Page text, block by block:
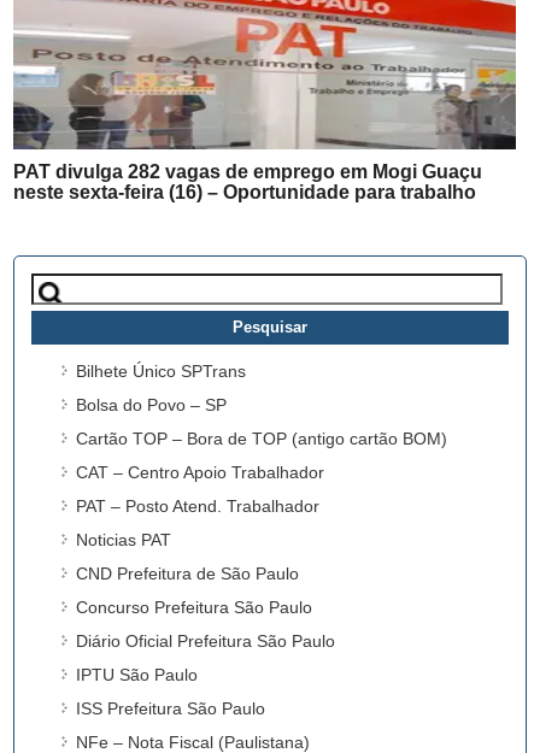
PAT divulga 282 vagas de emprego em Mogi Guaçu
neste sexta-feira (16) – Oportunidade para trabalho
Pesquisar
por:
Bilhete Único SPTrans
Bolsa do Povo – SP
Cartão TOP – Bora de TOP (antigo cartão BOM)
CAT – Centro Apoio Trabalhador
PAT – Posto Atend. Trabalhador
Noticias PAT
CND Prefeitura de São Paulo
Concurso Prefeitura São Paulo
Diário Oficial Prefeitura São Paulo
IPTU São Paulo
ISS Prefeitura São Paulo
NFe – Nota Fiscal (Paulistana)